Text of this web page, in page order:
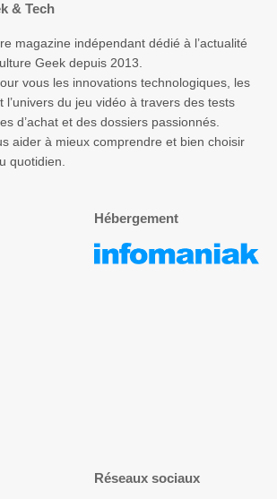
& Tech
magazine indépendant dédié à l’actualité
Geek depuis 2013.
vous les innovations technologiques, les
l’univers du jeu vidéo à travers des tests
d’achat et des dossiers passionnés.
aider à mieux comprendre et bien choisir
quotidien.
Hébergement
Réseaux sociaux